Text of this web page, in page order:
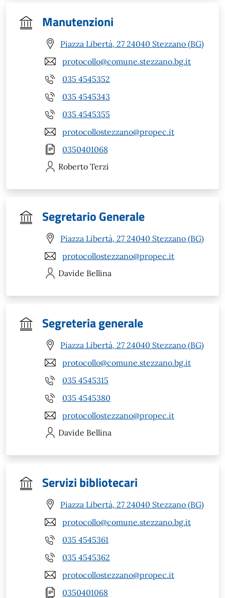
Manutenzioni
Piazza Libertà, 27 24040 Stezzano (BG)
protocollo@comune.stezzano.bg.it
035 4545352
035 4545343
035 4545355
protocollostezzano@propec.it
0350401068
Roberto Terzi
Segretario Generale
Piazza Libertà, 27 24040 Stezzano (BG)
protocollostezzano@propec.it
Davide Bellina
Segreteria generale
Piazza Libertà, 27 24040 Stezzano (BG)
protocollo@comune.stezzano.bg.it
035 4545315
035 4545380
protocollostezzano@propec.it
Davide Bellina
Servizi bibliotecari
Piazza Libertà, 27 24040 Stezzano (BG)
protocollo@comune.stezzano.bg.it
035 4545361
035 4545362
protocollostezzano@propec.it
0350401068